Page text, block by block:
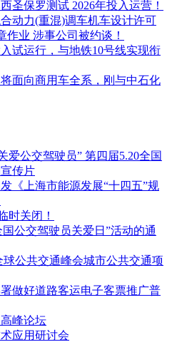
圣保罗测试 2026年投入运营！
动力(重混)调车机车设计许可
业 涉事公司被约谈！
试运行，与地铁10号线实现衔
面向商用车全系，刚与中石化
爱公交驾驶员” 第四届5.20全国
传片
《上海市能源发展“十四五”规
时关闭！
公交驾驶员关爱日”活动的通
球公共交通峰会城市公共交通项
做好道路客运电子客票推广普
峰论坛
应用研讨会